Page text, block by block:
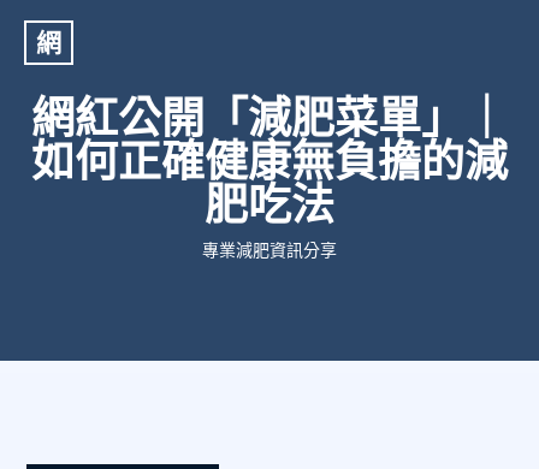
網
網紅公開「減肥菜單」｜
如何正確健康無負擔的減
肥吃法
專業減肥資訊分享